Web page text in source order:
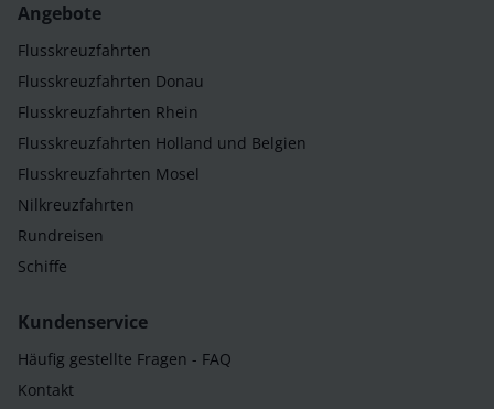
Angebote
Flusskreuzfahrten
Flusskreuzfahrten Donau
Flusskreuzfahrten Rhein
Flusskreuzfahrten Holland und Belgien
Flusskreuzfahrten Mosel
Nilkreuzfahrten
Rundreisen
Schiffe
Kundenservice
Häufig gestellte Fragen - FAQ
Kontakt